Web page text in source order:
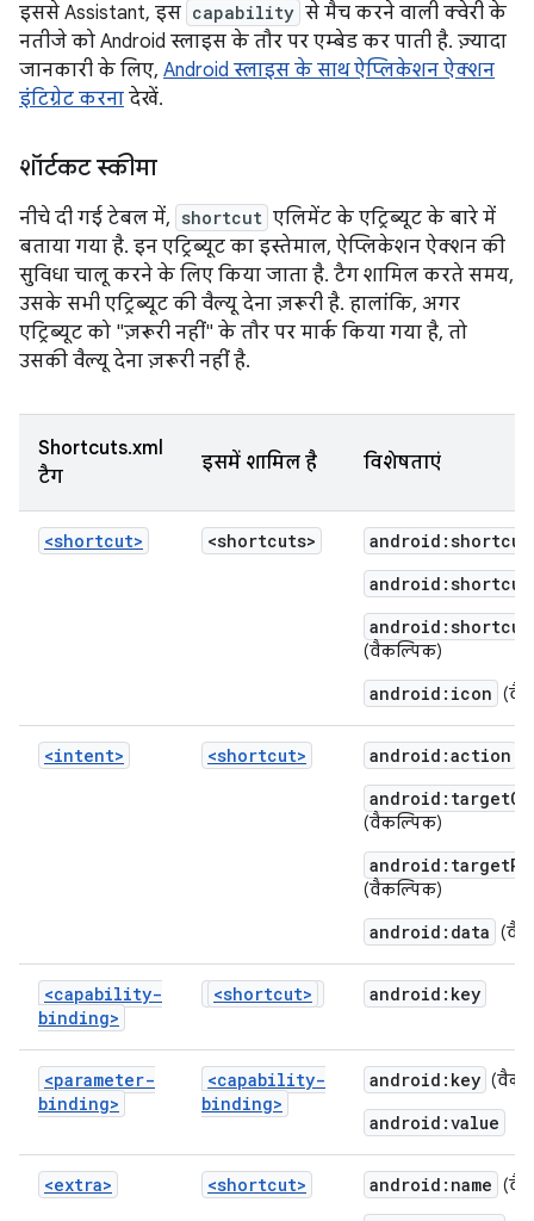
इससे Assistant, इस capability से मैच करने वाली क्वेरी के
नतीजे को Android स्लाइस के तौर पर एम्बेड कर पाती है. ज़्यादा
जानकारी के लिए, Android स्लाइस के साथ ऐप्लिकेशन ऐक्शन
इंटिग्रेट करना देखें.
शॉर्टकट स्कीमा
नीचे दी गई टेबल में, shortcut एलिमेंट के एट्रिब्यूट के बारे में
बताया गया है. इन एट्रिब्यूट का इस्तेमाल, ऐप्लिकेशन ऐक्शन की
सुविधा चालू करने के लिए किया जाता है. टैग शामिल करते समय,
उसके सभी एट्रिब्यूट की वैल्यू देना ज़रूरी है. हालांकि, अगर
एट्रिब्यूट को "ज़रूरी नहीं" के तौर पर मार्क किया गया है, तो
उसकी वैल्यू देना ज़रूरी नहीं है.
Shortcuts.xml
टैग
इसमें शामिल है विशेषताएं
<shortcut> <shortcuts>
(वैकल्पिक)
android:icon
<intent> <shortcut>
android:action
(वैकल्पिक)
(वैकल्पिक)
android:data
<capability-
binding>
<shortcut> android:key
<parameter-
binding>
<capability-
binding>
android:key
android:value
<extra> <shortcut> android:name